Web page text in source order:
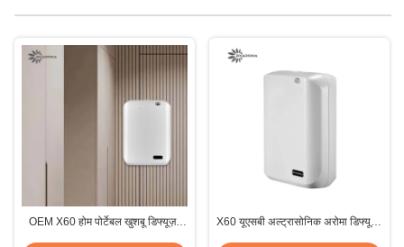
OEM X60 होम पोर्टेबल खुशबू डिफ्यूज़र
X60 यूएसबी अल्ट्रासोनिक अरोमा डिफ्यूज़र